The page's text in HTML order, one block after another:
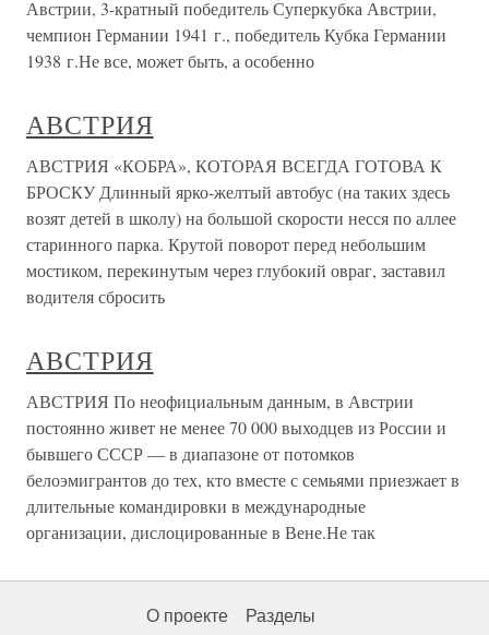
Австрии, 3-кратный победитель Суперкубка Австрии,
чемпион Германии 1941 г., победитель Кубка Германии
1938 г.Не все, может быть, а особенно
АВСТРИЯ
АВСТРИЯ «КОБРА», КОТОРАЯ ВСЕГДА ГОТОВА К
БРОСКУ Длинный ярко-желтый автобус (на таких здесь
возят детей в школу) на большой скорости несся по аллее
старинного парка. Крутой поворот перед небольшим
мостиком, перекинутым через глубокий овраг, заставил
водителя сбросить
АВСТРИЯ
АВСТРИЯ По неофициальным данным, в Австрии
постоянно живет не менее 70 000 выходцев из России и
бывшего СССР — в диапазоне от потомков
белоэмигрантов до тех, кто вместе с семьями приезжает в
длительные командировки в международные
организации, дислоцированные в Вене.Не так
О проекте Разделы